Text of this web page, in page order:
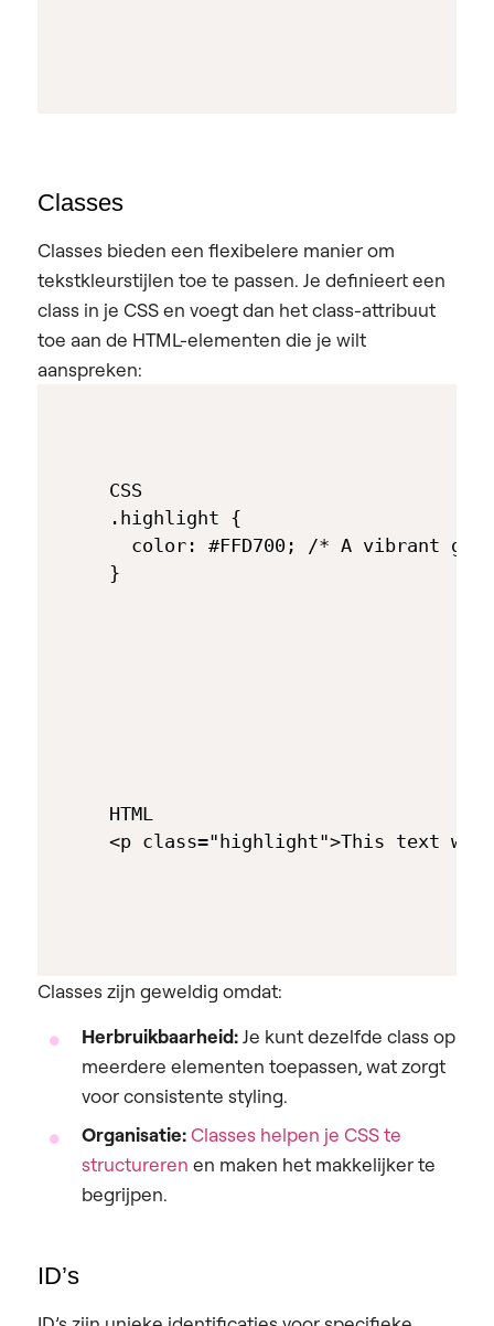
Classes
Classes bieden een flexibelere manier om
tekstkleurstijlen toe te passen. Je definieert een
class in je CSS en voegt dan het class-attribuut
toe aan de HTML-elementen die je wilt
aanspreken:
CSS
.highlight {
color: #FFD700; /* A vibrant
HTML
Classes zijn geweldig omdat:
Herbruikbaarheid:Je kunt dezelfde class op
meerdere elementen toepassen, wat zorgt
voor consistente styling.
Organisatie:Classes helpen je CSS te
structureren en maken het makkelijker te
begrijpen.
ID’s